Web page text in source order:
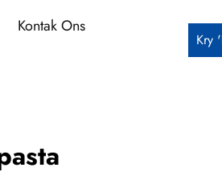
Kontak Ons
Kry